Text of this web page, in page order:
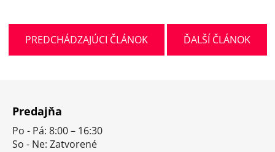
PREDCHÁDZAJÚCI ČLÁNOK ĎALŠÍ ČLÁNOK
Predajňa
Po - Pá: 8:00 – 16:30
So - Ne: Zatvorené